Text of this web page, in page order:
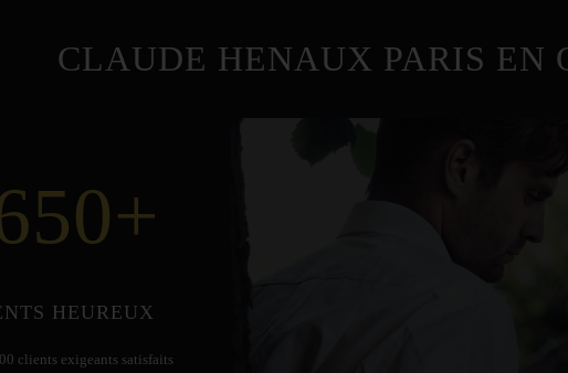
CLAUDE HENAUX PARIS EN
+
HEUREUX
clients exigeants satisfaits